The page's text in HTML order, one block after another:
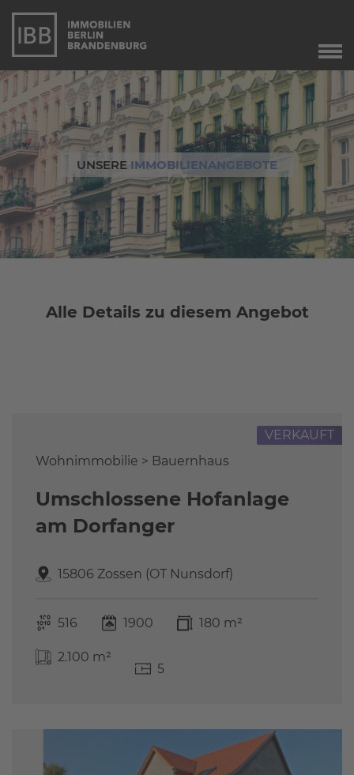
Start
Verkauf
Immobilienverkauf
Marketing
Immobilienbewertung
Unser Service
Leibrente
Dringend gesucht
Angebote
Leistungen
Stellenangebote
Kontakt
UNSERE IMMOBILIENANGEBOTE
Alle Details zu diesem Angebot
Wohnimmobilie > Bauernhaus
VERKAUFT
Umschlossene Hofanlage
am Dorfanger
15806 Zossen (OT Nunsdorf)
516 1900 180 m²
2.100 m²
5